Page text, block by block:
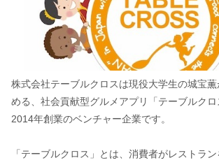
株式会社テーブルクロスは現役大学生の城宝
める、社会貢献型グルメアプリ「テーブルクロ
2014年創業のベンチャー企業です。
「テーブルクロス」とは、消費者がレストラ